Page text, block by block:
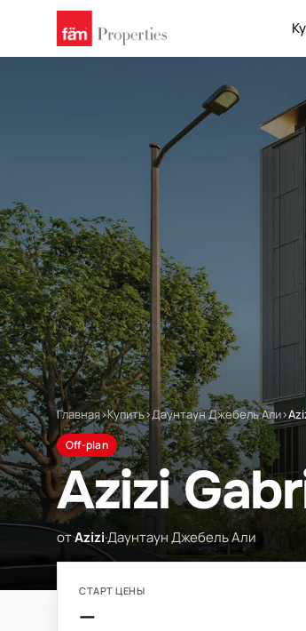
Главная›Купить›Даунтаун Джебель Али›
Off-plan
Azizi
отAzizi·Даунтаун Джебель Али
СТАРТ ЦЕНЫ
—